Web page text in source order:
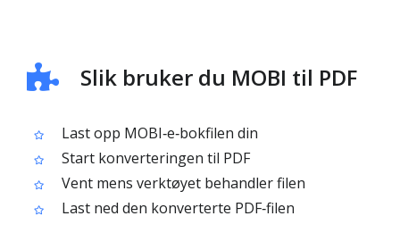
Slik bruker du MOBI til PDF
Last opp MOBI‑e‑bokfilen din
Start konverteringen til PDF
Vent mens verktøyet behandler filen
Last ned den konverterte PDF‑filen